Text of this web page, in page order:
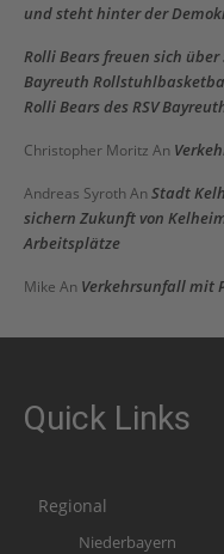
und steht hinter der
Rolli Bears freuen sich
Bayreuth
Rolli Bears des RSV
Christopher Moritz An
Andreas Syroth An Stadt
sichern Zukunft von
Arbeitsplätze
Mike An Verkehrsunfall mit
Quick Links
Regional
Niederbayern